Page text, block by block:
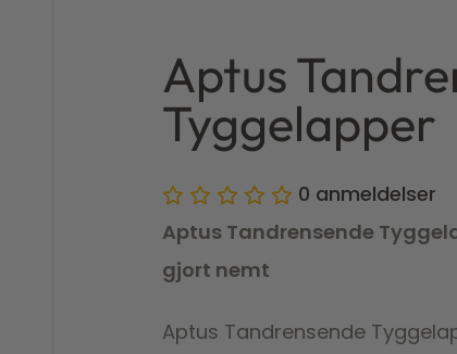
39,00kr.
130,00kr.
Aptus
Tyggelapper
0 anmeldelser
Aptus Tandrensende
gjort nemt
Aptus Tandrensende